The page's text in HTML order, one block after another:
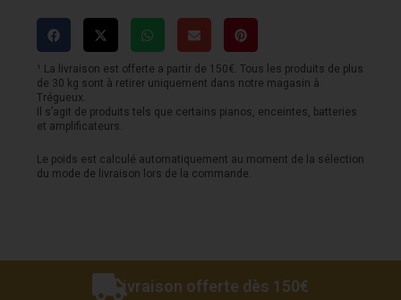
FENDER
Bassman
Driver
¹ La livraison est offerte a partir de 150€. Tous les produits de plus
de 30 kg sont à retirer uniquement dans notre magasin à
Trégueux.
Il s’agit de produits tels que certains pianos, enceintes, batteries
et amplificateurs.
Le poids est calculé automatiquement au moment de la sélection
du mode de livraison lors de la commande.
Livraison offerte dès 150€